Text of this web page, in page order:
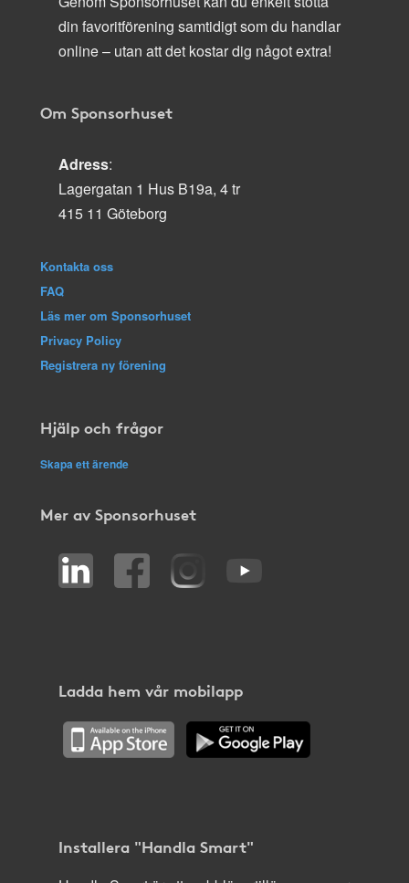
din favoritförening samtidigt som du handlar
online – utan att det kostar dig något extra!
Om Sponsorhuset
Adress:
Lagergatan 1 Hus B19a, 4 tr
415 11 Göteborg
Kontakta oss
FAQ
Läs mer om Sponsorhuset
Privacy Policy
Registrera ny förening
Hjälp och frågor
Skapa ett ärende
Mer av Sponsorhuset
Ladda hem vår mobilapp
Installera "Handla Smart"